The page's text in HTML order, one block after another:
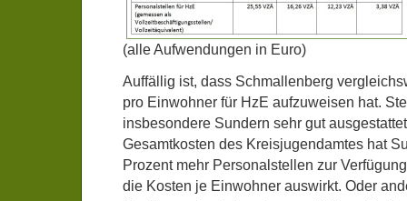
(alle Aufwendungen in Euro)
Auffällig ist, dass Schmallenberg
pro Einwohner für HzE aufzuweisen hat.
insbesondere Sundern sehr gut
Gesamtkosten des Kreisjugendamtes hat
Prozent mehr Personalstellen zur
die Kosten je Einwohner auswirkt. Oder